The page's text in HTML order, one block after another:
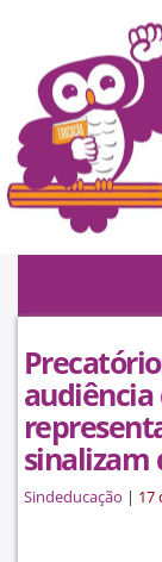
audiência
sinalizam
Sindeducação | 17